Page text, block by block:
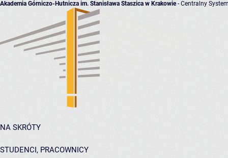
Akademia Górniczo-Hutnicza im. Stanisława Staszica w Krakowie- Centralny
NA SKRÓTY
STUDENCI, PRACOWNICY